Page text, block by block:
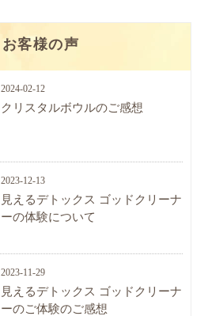
お客様の声
2024-02-12
クリスタルボウルのご感想
2023-12-13
見えるデトックス ゴッドクリーナ
ーの体験について
2023-11-29
見えるデトックス ゴッドクリーナ
ーのご体験のご感想